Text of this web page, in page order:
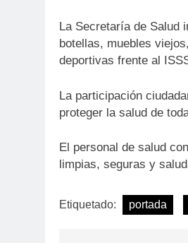
La Secretaría de Salud
botellas, muebles
deportivas frente al
La participación
proteger la salud de
El personal de salud
limpias, seguras y
Etiquetado: portada